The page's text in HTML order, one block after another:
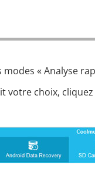
modes « Analyse
votre choix,